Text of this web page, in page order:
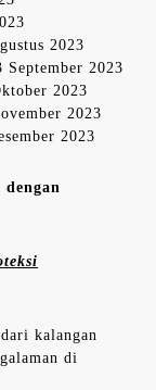
2023
2023
2023
2023
2023
kalangan
di